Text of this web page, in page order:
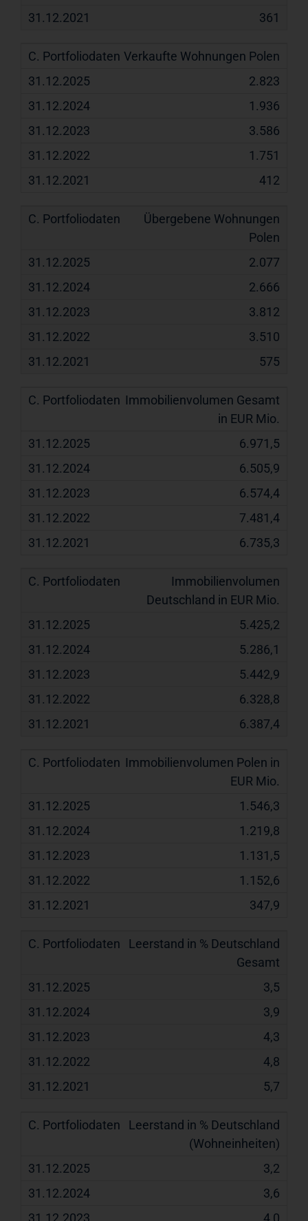
361
Verkaufte Wohnungen Polen
2.823
1.936
3.586
1.751
412
Übergebene Wohnungen
Polen
2.077
2.666
3.812
3.510
575
Immobilienvolumen Gesamt
in EUR Mio.
6.971,5
6.505,9
6.574,4
7.481,4
6.735,3
Immobilienvolumen
Deutschland in EUR Mio.
5.425,2
5.286,1
5.442,9
6.328,8
6.387,4
Immobilienvolumen Polen in
EUR Mio.
1.546,3
1.219,8
1.131,5
1.152,6
347,9
Leerstand in % Deutschland
Gesamt
3,5
3,9
4,3
4,8
5,7
Leerstand in % Deutschland
(Wohneinheiten)
3,2
3,6
4,0